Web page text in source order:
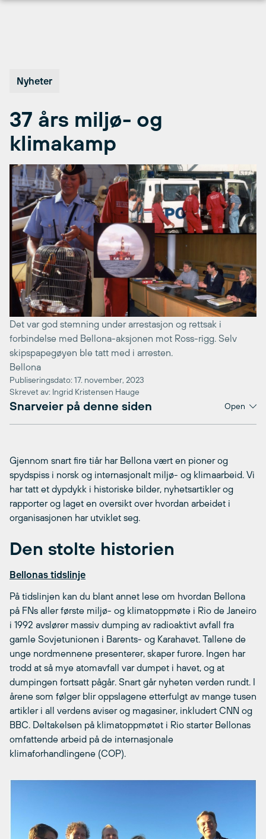
Nyheter
37 års miljø- og
klimakamp
Det var god stemning under arrestasjon og rettsak i
forbindelse med Bellona-aksjonen mot Ross-rigg. Selv
skipspapegøyen ble tatt med i arresten.
Bellona
Publiseringsdato: 17. november, 2023
Skrevet av: Ingrid Kristensen Hauge
Snarveier på denne siden Open
Gjennom snart fire tiår har Bellona vært en pioner og
spydspiss i norsk og internasjonalt miljø- og klimaarbeid. Vi
har tatt et dypdykk i historiske bilder, nyhetsartikler og
rapporter og laget en oversikt over hvordan arbeidet i
organisasjonen har utviklet seg.
Den stolte historien
Bellonas tidslinje
På tidslinjen kan du blant annet lese om hvordan Bellona
på FNs aller første miljø- og klimatoppmøte i Rio de Janeiro
i 1992 avslører massiv dumping av radioaktivt avfall fra
gamle Sovjetunionen i Barents- og Karahavet. Tallene de
unge nordmennene presenterer, skaper furore. Ingen har
trodd at så mye atomavfall var dumpet i havet, og at
dumpingen fortsatt pågår. Snart går nyheten verden rundt. I
årene som følger blir oppslagene etterfulgt av mange tusen
artikler i all verdens aviser og magasiner, inkludert CNN og
BBC. Deltakelsen på klimatoppmøtet i Rio starter Bellonas
omfattende arbeid på de internasjonale
klimaforhandlingene (COP).